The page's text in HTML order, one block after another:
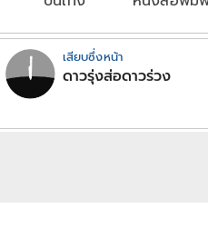
เสียบซึ่งหน้า
ดาวรุ่งส่อดาวร่วง